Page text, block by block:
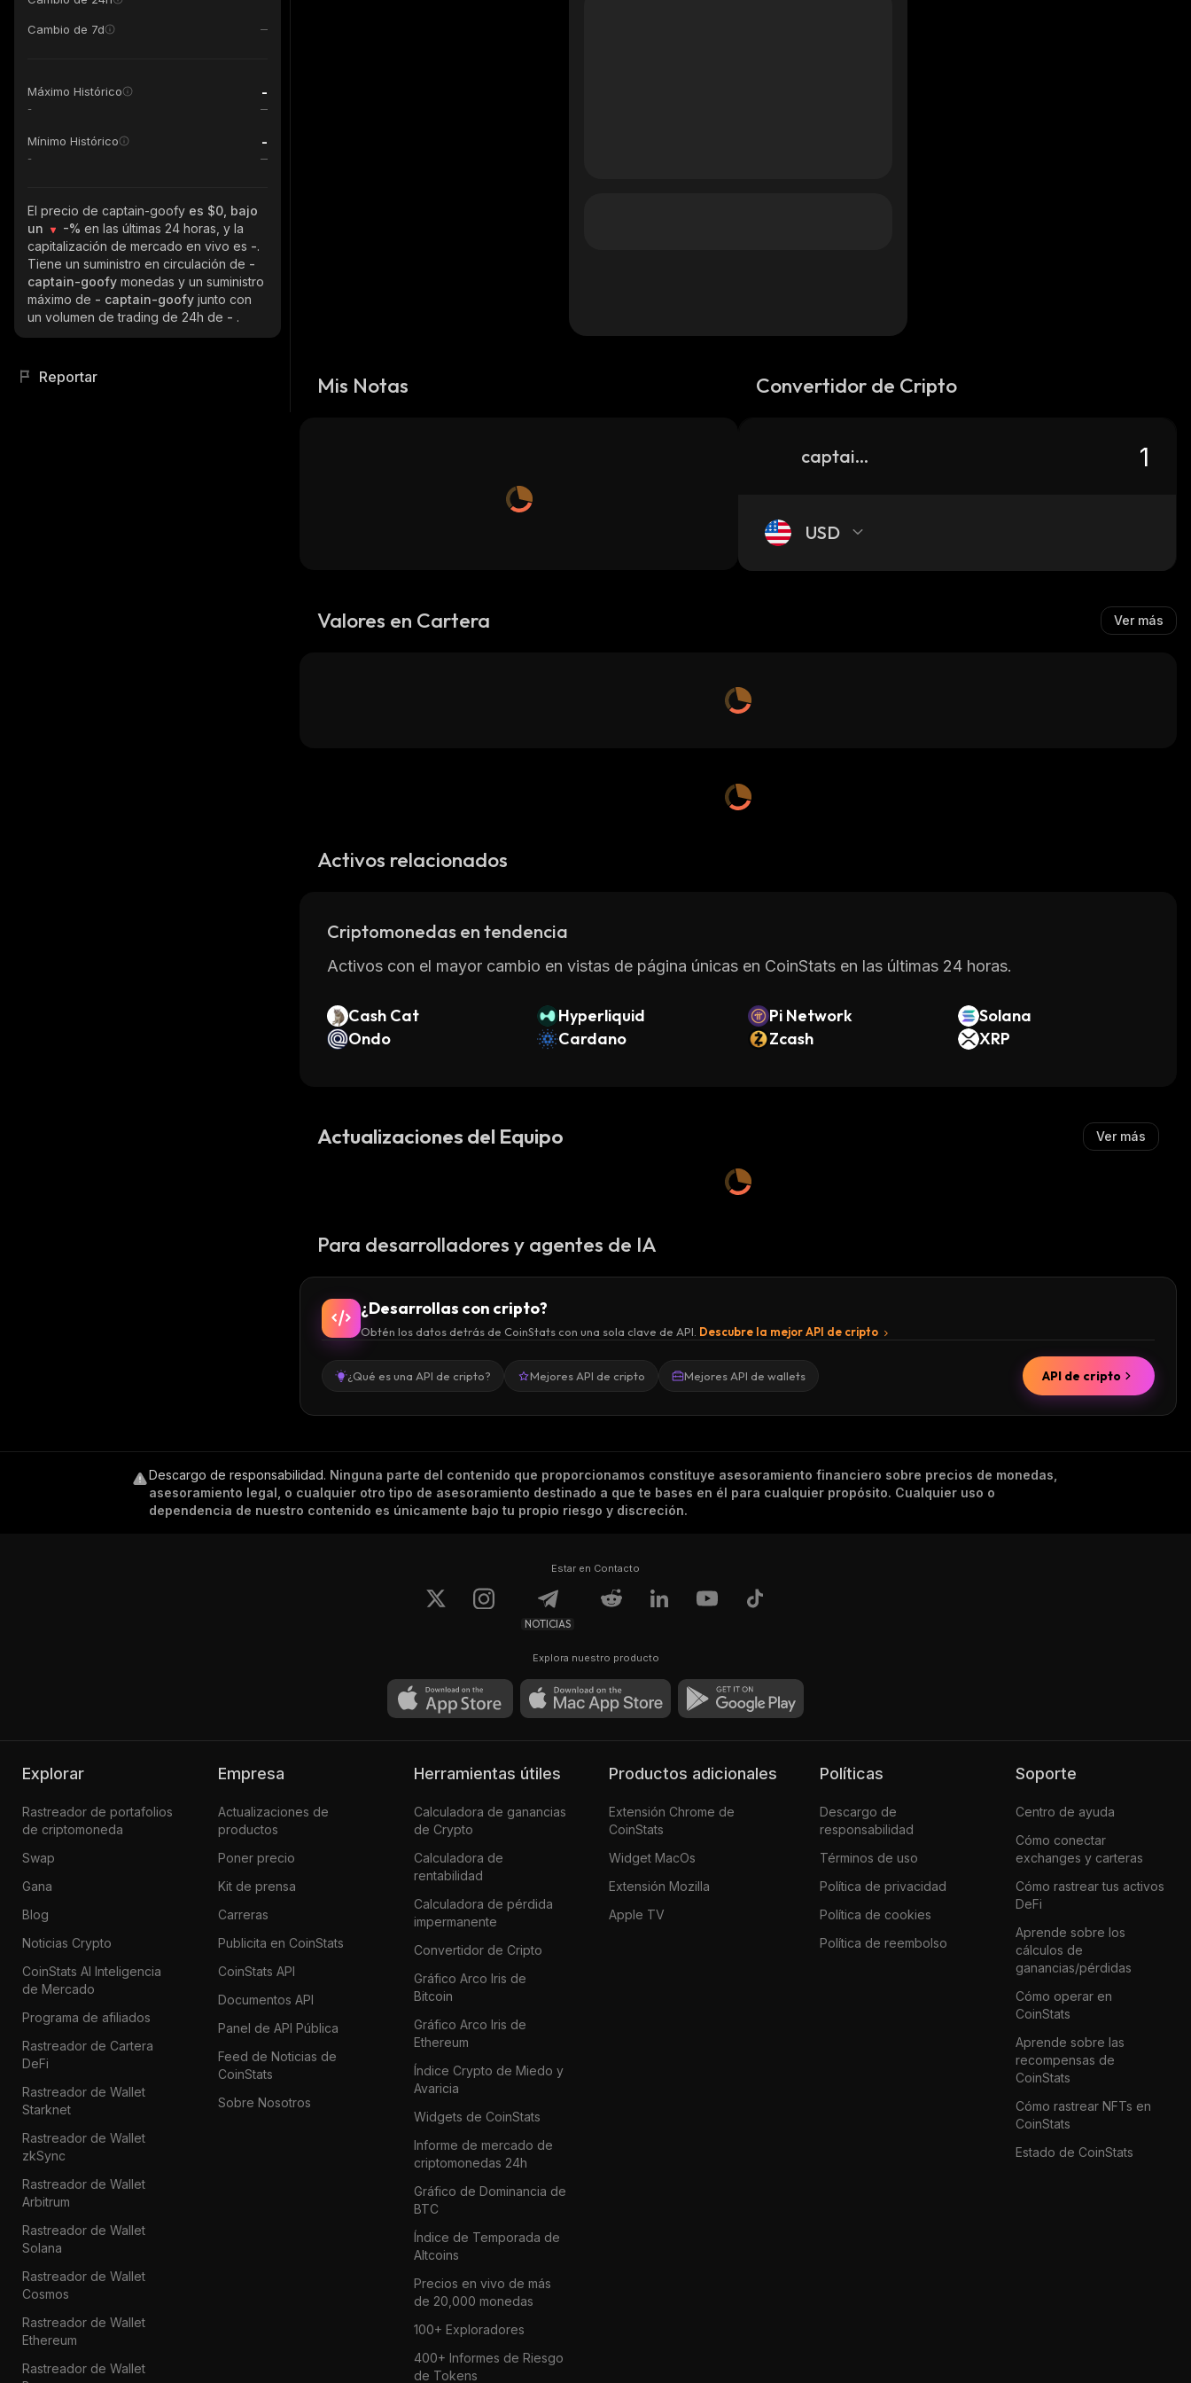
Cambio de 7d
Máximo Histórico -
-
Mínimo Histórico -
-
El precio de captain-goofy es $0, bajo
un
-% en las últimas 24 horas, y la
capitalización de mercado en vivo es -.
Tiene un suministro en circulación de -
captain-goofy monedas y un suministro
máximo de - captain-goofy junto con
un volumen de trading de 24h de - .
Reportar Mis Notas Convertidor de Cripto
captain-goofy
USD
Valores en Cartera Ver más
Activos relacionados
Criptomonedas en tendencia
Activos con el mayor cambio en vistas de página únicas en CoinStats en las últimas 24 horas.
Cash Cat Hyperliquid Pi Network
Solana
Ondo
Cardano Zcash XRP
Actualizaciones del Equipo Ver más
Para desarrolladores y agentes de IA
¿Desarrollas con cripto?
Obtén los datos detrás de CoinStats con una sola clave de API. Descubre la mejor API de cripto
¿Qué es una API de cripto? Mejores API de cripto Mejores API de wallets API de cripto
Descargo de responsabilidad. Ninguna parte del contenido que proporcionamos constituye asesoramiento financiero sobre precios de monedas,
asesoramiento legal, o cualquier otro tipo de asesoramiento destinado a que te bases en él para cualquier propósito. Cualquier uso o
dependencia de nuestro contenido es únicamente bajo tu propio riesgo y discreción.
Estar en Contacto
NOTICIAS
Explora nuestro producto
Explorar
Rastreador de portafolios
de criptomoneda
Swap
Gana
Blog
Noticias Crypto
CoinStats AI Inteligencia
de Mercado
Programa de afiliados
Rastreador de Cartera
DeFi
Rastreador de Wallet
Starknet
Rastreador de Wallet
zkSync
Rastreador de Wallet
Arbitrum
Rastreador de Wallet
Solana
Rastreador de Wallet
Cosmos
Rastreador de Wallet
Ethereum
Rastreador de Wallet
Empresa
Actualizaciones de
productos
Poner precio
Kit de prensa
Carreras
Publicita en CoinStats
CoinStats API
Documentos API
Panel de API Pública
Feed de Noticias de
CoinStats
Sobre Nosotros
Herramientas útiles
Calculadora de ganancias
de Crypto
Calculadora de
rentabilidad
Calculadora de pérdida
impermanente
Convertidor de Cripto
Gráfico Arco Iris de
Bitcoin
Gráfico Arco Iris de
Ethereum
Índice Crypto de Miedo y
Avaricia
Widgets de CoinStats
Informe de mercado de
criptomonedas 24h
Gráfico de Dominancia de
BTC
Índice de Temporada de
Altcoins
Precios en vivo de más
de 20,000 monedas
100+ Exploradores
400+ Informes de Riesgo
de Tokens
Productos adicionales
Extensión Chrome de
CoinStats
Widget MacOs
Extensión Mozilla
Apple TV
Políticas
Descargo de
responsabilidad
Términos de uso
Política de privacidad
Política de cookies
Política de reembolso
Soporte
Centro de ayuda
Cómo conectar
exchanges y carteras
Cómo rastrear tus activos
DeFi
Aprende sobre los
cálculos de
ganancias/pérdidas
Cómo operar en
CoinStats
Aprende sobre las
recompensas de
CoinStats
Cómo rastrear NFTs en
CoinStats
Estado de CoinStats